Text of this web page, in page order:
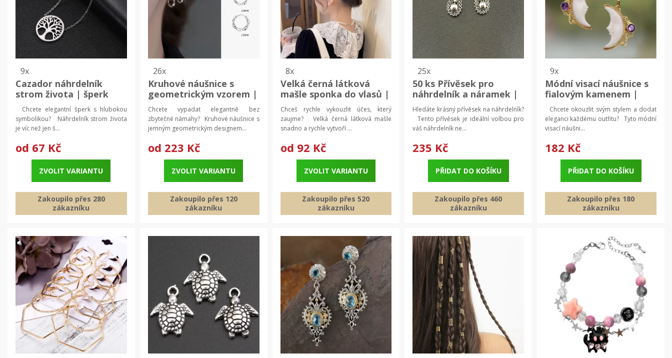
9x
Cazador náhrdelník
strom života | šperk
Chcete elegantní šperk s hlubokou
symbolikou? Náhrdelník strom života
je víc než jen š...
od 67 Kč
ZVOLIT VARIANTU
Zakoupilo přes 280
zákazníku
26x
Kruhové náušnice s
geometrickým vzorem |
dámské náušnice,
minimalistické šperky
Chcete vypadat elegantně bez
zbytečné námahy? Kruhové náušnice s
jemným geometrickým designem...
od 223 Kč
ZVOLIT VARIANTU
Zakoupilo přes 120
zákazníku
8x
Velká černá látková
mašle sponka do vlasů |
spona do vlasů, ozdoba
do vlasů
Chceš rychle vykouzlit účes, který
zaujme? Velká černá látková mašle
snadno a rychle vytvoří ...
od 92 Kč
ZVOLIT VARIANTU
Zakoupilo přes 520
zákazníku
25x
50 ks Přívěsek pro
náhrdelník a náramek |
šperk přívěsek, doplněk
na řetízek
Hledáte krásný přívěsek na náhrdelník?
Tento přívěsek je ideální volbou pro
váš náhrdelník ne...
235 Kč
PŘIDAT DO KOŠÍKU
Zakoupilo přes 460
zákazníku
9x
Módní visací náušnice s
fialovým kamenem |
Luxusní šperk 2 ks
Chcete okouzlit svým stylem a dodat
eleganci každému outfitu? Tyto módní
visací náušni...
182 Kč
PŘIDAT DO KOŠÍKU
Zakoupilo přes 180
zákazníku